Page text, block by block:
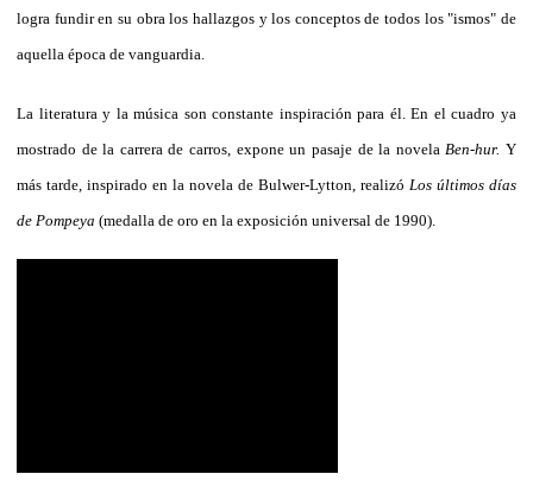
logra fundir en su obra los hallazgos y los conceptos de todos los "ismos" de
aquella época de vanguardia.
La literatura y la música son constante inspiración para él. En el cuadro ya
mostrado de la carrera de carros, expone un pasaje de la novela Ben-hur.Y
más tarde, inspirado en la novela de Bulwer-Lytton, realizó Los últimos días
de Pompeya (medalla de oro en la exposición universal de 1990).